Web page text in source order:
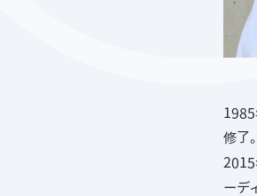
1985
修了
2015
ーデ